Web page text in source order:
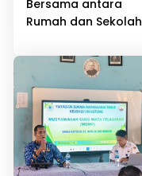
Bersama antara
Rumah dan Sekolah